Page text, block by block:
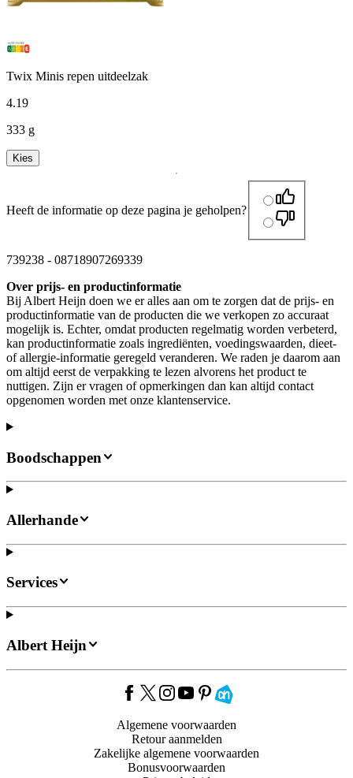
Twix Minis repen uitdeelzak
4.19
333 g
Kies
Heeft de informatie op deze pagina je geholpen?
739238 - 08718907269339
Over prijs- en productinformatie
Bij Albert Heijn doen we er alles aan om te zorgen dat de prijs- en
productinformatie van de producten die we verkopen zo accuraat
mogelijk is. Echter, omdat producten regelmatig worden verbeterd,
kan productinformatie zoals ingrediënten, voedingswaarden, dieet-
of allergie-informatie geregeld veranderen. We raden je daarom aan
om altijd eerst de verpakking te lezen alvorens het product te
nuttigen. Zijn er vragen of opmerkingen dan kan altijd contact
opgenomen worden met onze klantenservice.
Boodschappen
Allerhande
Services
Albert Heijn
Algemene voorwaarden
Retour aanmelden
Zakelijke algemene voorwaarden
Bonusvoorwaarden